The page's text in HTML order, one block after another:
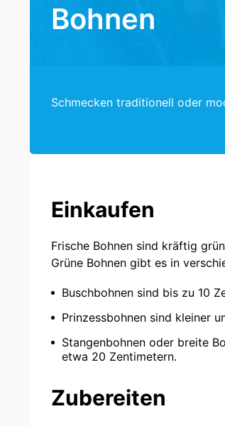
Bohnen
Schmecken traditionell oder
Einkaufen
Frische Bohnen sind kräftig
Grüne Bohnen gibt es in
Buschbohnen sind bis zu 10
Prinzessbohnen sind kleiner
Stangenbohnen oder breite
etwa 20 Zentimetern.
Zubereiten